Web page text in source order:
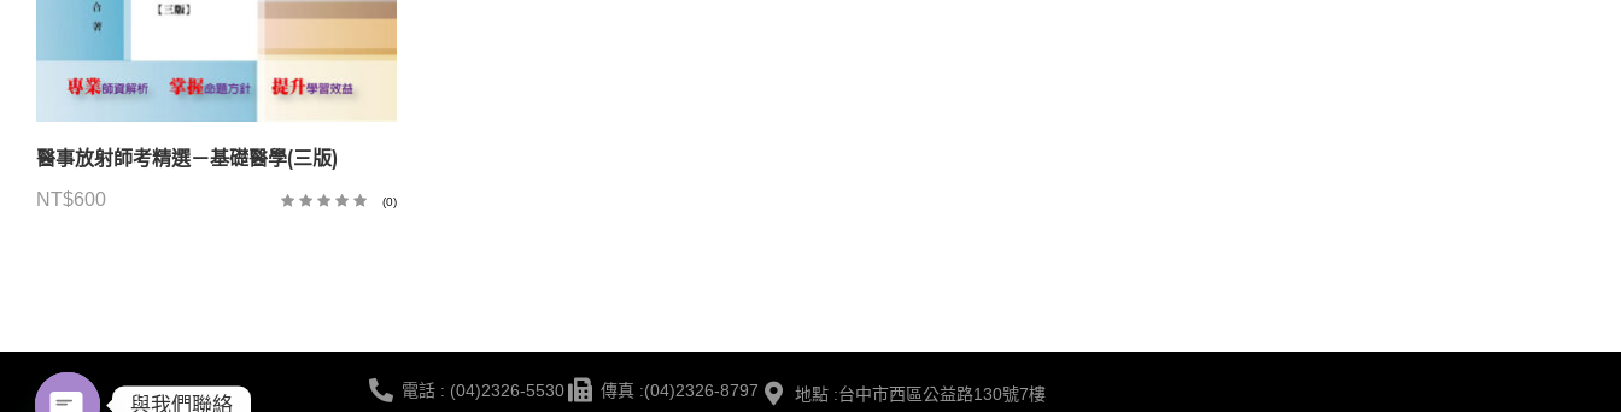
醫事放射師考精選－基礎醫學(三版)
NT$600 (0)
電話 : (04)2326-5530 傳真 :(04)2326-8797 地點 :台中市西區公益路130號7樓
與我們聯絡